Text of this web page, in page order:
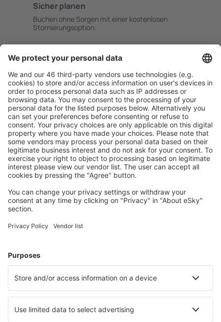
Sicher planen
Buchen ohne Sorgen mit einer kostenlosen
Stornierungsoption.
Attraktive Preise und Spezialangebote für eingeloggte
Benutzer.
Unterkünfte, die Sie mögen
Wählen Sie aus über 1,3 Millionen Unterkünften: Hotels,
Hütten, Apartments und andere.
Meist gesuchte Unterkünfte von eSky Nutzern
Unterkünfte in Deutschland - Beliebte Städte
Unterkunft in Zingst Unterkunft in Westerland
Unterkunft in Ruhpolding Unterkunft in Bielefeld
Die besten Unterkünfte - Städte